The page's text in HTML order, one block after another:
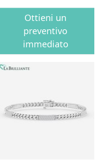
Ottieni un
preventivo
immediato